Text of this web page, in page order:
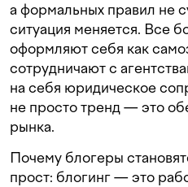
а формальных правил не
ситуация меняется. Все
оформляют себя как
сотрудничают с
на себя юридическое
не просто тренд — это
рынка.
Почему блогеры
прост: блогинг — это